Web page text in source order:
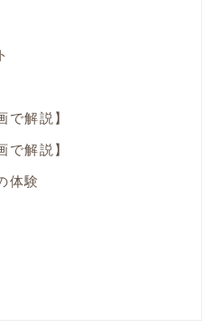
で解説】
で解説】
体験